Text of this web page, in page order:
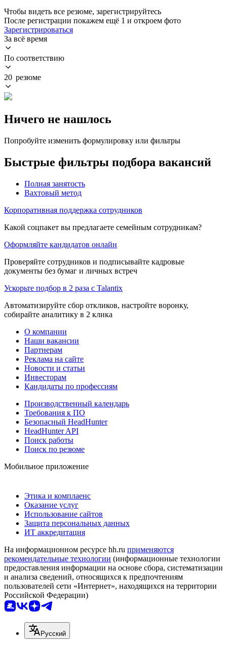
Чтобы видеть все резюме, зарегистрируйтесь
После регистрации покажем ещё 1 и откроем фото
Зарегистрироваться
За всё время
По соответствию
20 резюме
Ничего не нашлось
Попробуйте изменить формулировку или фильтры
Быстрые фильтры подбора вакансий
Полная занятость
Вахтовый метод
Корпоративная поддержка сотрудников
Какой соцпакет вы предлагаете семейным сотрудникам?
Оформляйте кандидатов онлайн
Проверяйте сотрудников и подписывайте кадровые
документы без бумаг и личных встреч
Ускорьте подбор в 2 раза с Talantix
Автоматизируйте сбор откликов, настройте воронку,
собирайте аналитику в 2 клика
О компании
Наши вакансии
Партнерам
Реклама на сайте
Новости и статьи
Инвесторам
Кандидаты по профессиям
Производственный календарь
Требования к ПО
Безопасный HeadHunter
HeadHunter API
Поиск работы
Поиск по резюме
Мобильное приложение
Этика и комплаенс
Оказание услуг
Использование сайтов
Защита персональных данных
ИТ аккредитация
На информационном ресурсе hh.ru применяются
рекомендательные технологии (информационные технологии
предоставления информации на основе сбора, систематизации
и анализа сведений, относящихся к предпочтениям
пользователей сети «Интернет», находящихся на территории
Российской Федерации)
Русский